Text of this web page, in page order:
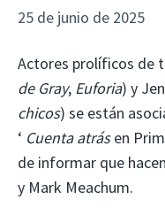
25 de junio de 2025
Actores prolíficos de
de Gray, Euforia) y
chicos) se están
‘ Cuenta atrásen
de informar que
y Mark Meachum.